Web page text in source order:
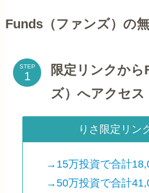
Funds（ファンズ）の
STEP
限定リンクか
ズ）へアクセス
りさ限定リン
→15万投資で合計
→50万投資で合計